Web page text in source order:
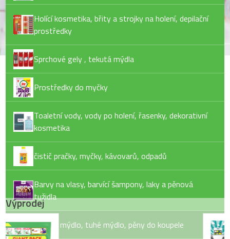
Holící kosmetika, břity a strojky na holení, depilační
prostředky
Sprchové gely , tekutá mýdla
Prostředky do myčky
Toaletní vody, vody po holení, řasenky, dekorativní
kosmetika
čistič pračky, myčky, kávovarů, odpadů
Barvy na vlasy, barvící šampony, laky a pěnová
tužidla
Tekuté mýdlo, tuhé mýdlo, pěny do koupele
Výprodej